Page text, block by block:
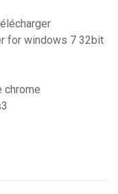
for windows 7 32bit
chrome